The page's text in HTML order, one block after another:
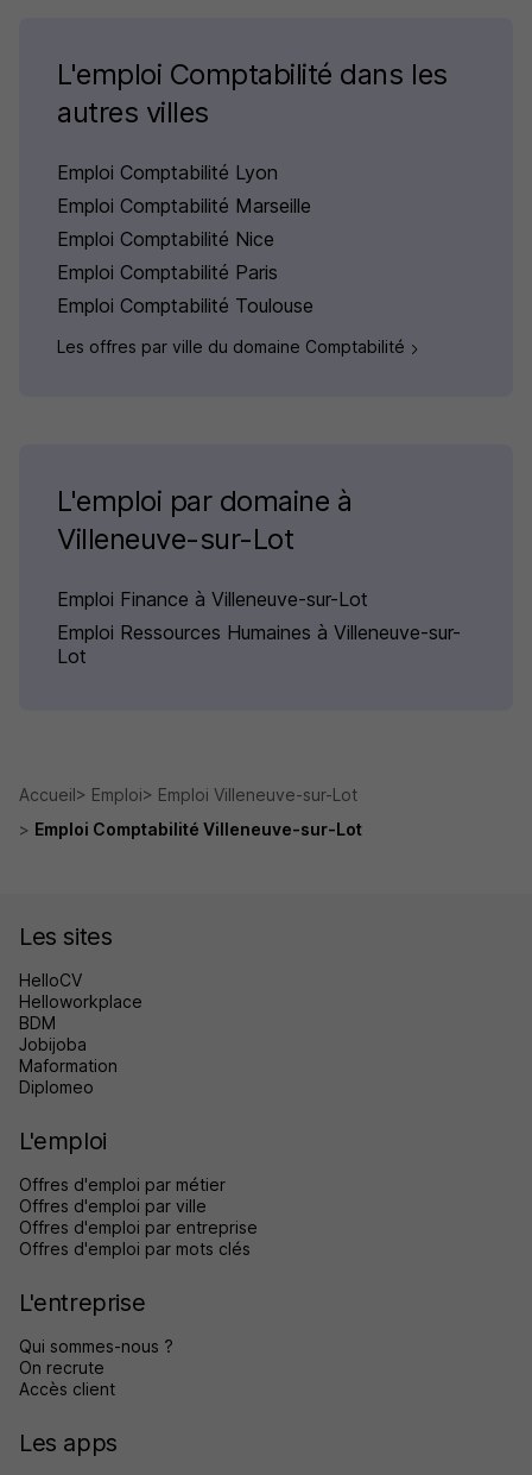
L'emploi Comptabilité dans les
autres villes
Emploi Comptabilité Lyon
Emploi Comptabilité Marseille
Emploi Comptabilité Nice
Emploi Comptabilité Paris
Emploi Comptabilité Toulouse
Les offres par ville du domaine Comptabilité
L'emploi par domaine à
Villeneuve-sur-Lot
Emploi Finance à Villeneuve-sur-Lot
Emploi Ressources Humaines à Villeneuve-sur-
Lot
Accueil Emploi
Emploi Villeneuve-sur-Lot
Emploi Comptabilité Villeneuve-sur-Lot
Les sites
HelloCV
Helloworkplace
BDM
Jobijoba
Maformation
Diplomeo
L'emploi
Offres d'emploi par métier
Offres d'emploi par ville
Offres d'emploi par entreprise
Offres d'emploi par mots clés
L'entreprise
Qui sommes-nous ?
On recrute
Accès client
Les apps